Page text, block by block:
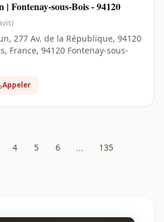
Fontenay-sous-Bois - 94120
277 Av. de la République, 94120
France, 94120 Fontenay-sous-
Appeler
4 5 6 … 135